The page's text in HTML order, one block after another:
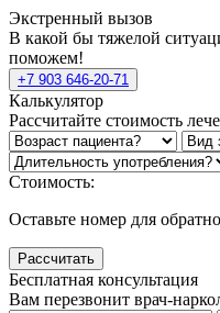
Экстренный вызов
В какой бы тяжелой
поможем!
+7 903 646-20-71
Калькулятор
Рассчитайте стоимость
Стоимость:
Оставьте номер для
Рассчитать
Бесплатная консультация
Вам перезвонит врач-